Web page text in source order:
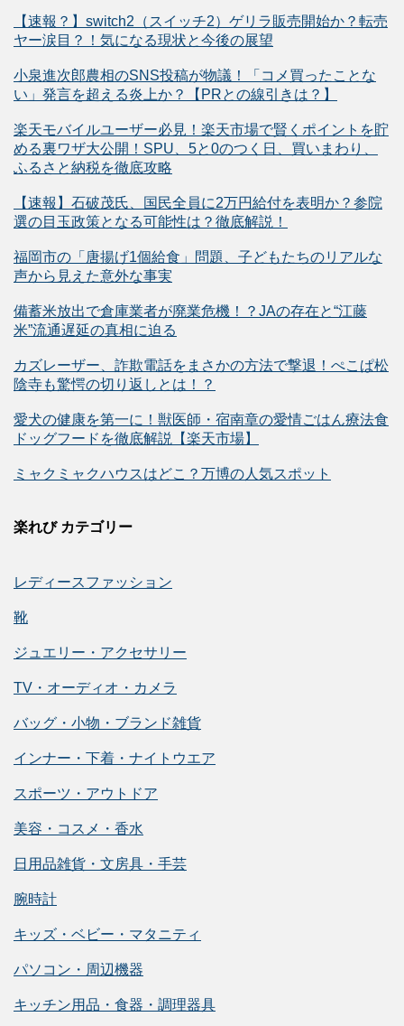
【速報？】switch2（スイッチ2）ゲリラ販売開始か？転売
ヤー涙目？！気になる現状と今後の展望
小泉進次郎農相のSNS投稿が物議！「コメ買ったことな
い」発言を超える炎上か？【PRとの線引きは？】
楽天モバイルユーザー必見！楽天市場で賢くポイントを貯
める裏ワザ大公開！SPU、5と0のつく日、買いまわり、
ふるさと納税を徹底攻略
【速報】石破茂氏、国民全員に2万円給付を表明か？参院
選の目玉政策となる可能性は？徹底解説！
福岡市の「唐揚げ1個給食」問題、子どもたちのリアルな
声から見えた意外な事実
備蓄米放出で倉庫業者が廃業危機！？JAの存在と“江藤
米”流通遅延の真相に迫る
カズレーザー、詐欺電話をまさかの方法で撃退！ぺこぱ松
陰寺も驚愕の切り返しとは！？
愛犬の健康を第一に！獣医師・宿南章の愛情ごはん療法食
ドッグフードを徹底解説【楽天市場】
ミャクミャクハウスはどこ？万博の人気スポット
楽れび カテゴリー
レディースファッション
靴
ジュエリー・アクセサリー
TV・オーディオ・カメラ
バッグ・小物・ブランド雑貨
インナー・下着・ナイトウエア
スポーツ・アウトドア
美容・コスメ・香水
日用品雑貨・文房具・手芸
腕時計
キッズ・ベビー・マタニティ
パソコン・周辺機器
キッチン用品・食器・調理器具